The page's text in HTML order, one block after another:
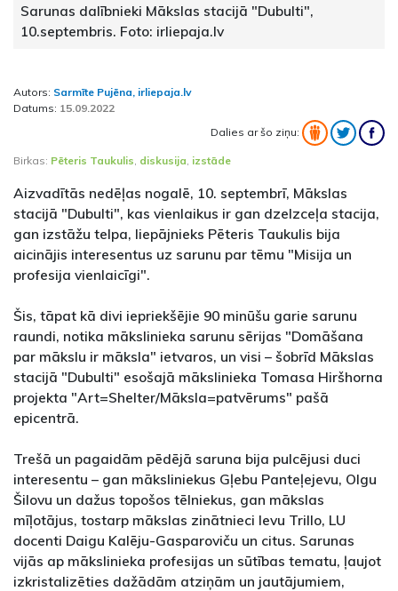
Sarunas dalībnieki Mākslas stacijā "Dubulti",
10.septembris. Foto: irliepaja.lv
Autors: Sarmīte Pujēna, irliepaja.lv
Datums: 15.09.2022
Dalies ar šo ziņu:
Birkas: Pēteris Taukulis diskusija izstāde
Aizvadītās nedēļas nogalē, 10. septembrī, Mākslas
stacijā "Dubulti", kas vienlaikus ir gan dzelzceļa stacija,
gan izstāžu telpa, liepājnieks Pēteris Taukulis bija
aicinājis interesentus uz sarunu par tēmu "Misija un
profesija vienlaicīgi".
Šis, tāpat kā divi iepriekšējie 90 minūšu garie sarunu
raundi, notika mākslinieka sarunu sērijas "Domāšana
par mākslu ir māksla" ietvaros, un visi – šobrīd Mākslas
stacijā "Dubulti" esošajā mākslinieka Tomasa Hiršhorna
projekta "Art=Shelter/Māksla=patvērums" pašā
epicentrā.
Trešā un pagaidām pēdējā saruna bija pulcējusi duci
interesentu – gan māksliniekus Gļebu Panteļejevu, Olgu
Šilovu un dažus topošos tēlniekus, gan mākslas
mīļotājus, tostarp mākslas zinātnieci Ievu Trillo, LU
docenti Daigu Kalēju-Gasparoviču un citus. Sarunas
vijās ap mākslinieka profesijas un sūtības tematu, ļaujot
izkristalizēties dažādām atziņām un jautājumiem,